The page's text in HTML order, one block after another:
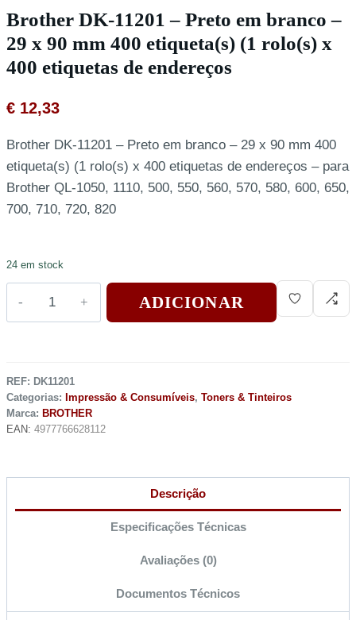
Brother DK-11201 – Preto em branco –
29 x 90 mm 400 etiqueta(s) (1 rolo(s) x
400 etiquetas de endereços
€ 12,33
Brother DK-11201 – Preto em branco – 29 x 90 mm 400
etiqueta(s) (1 rolo(s) x 400 etiquetas de endereços – para
Brother QL-1050, 1110, 500, 550, 560, 570, 580, 600, 650,
700, 710, 720, 820
24 em stock
ADICIONAR
REF: DK11201
Categorias: Impressão & Consumíveis, Toners & Tinteiros
Marca: BROTHER
EAN: 4977766628112
Descrição
Especificações Técnicas
Avaliações (0)
Documentos Técnicos